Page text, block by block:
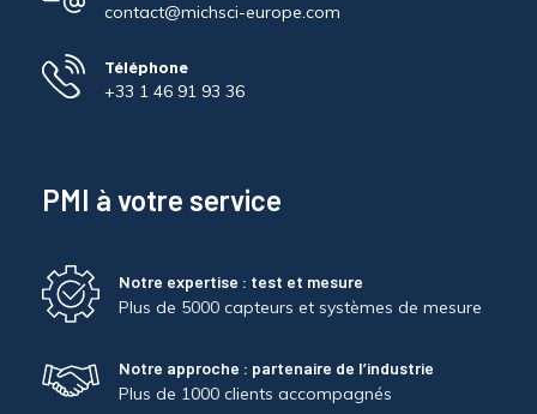
contact@michsci-europe.com
Téléphone
+33 1 46 91 93 36
PMI à votre service
Notre expertise : test et mesure
Plus de 5000 capteurs et systèmes de mesure
Notre approche : partenaire de l’industrie
Plus de 1000 clients accompagnés